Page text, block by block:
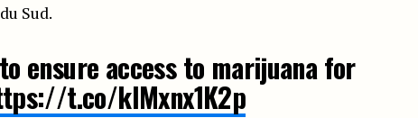
Sud.
ensure access to marijuana for
t.co/kIMxnx1K2p